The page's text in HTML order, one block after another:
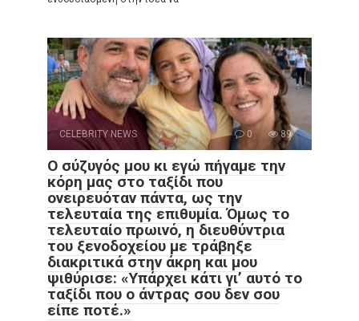
CELEBRITY NEWS 0 89
Ο σύζυγός μου κι εγώ πήγαμε την
κόρη μας στο ταξίδι που
ονειρευόταν πάντα, ως την
τελευταία της επιθυμία. Όμως το
τελευταίο πρωινό, η διευθύντρια
του ξενοδοχείου με τράβηξε
διακριτικά στην άκρη και μου
ψιθύρισε: «Υπάρχει κάτι γι’ αυτό το
ταξίδι που ο άντρας σου δεν σου
είπε ποτέ.»